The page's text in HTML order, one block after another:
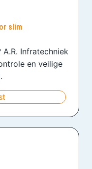
slim
Infratechniek
en veilige